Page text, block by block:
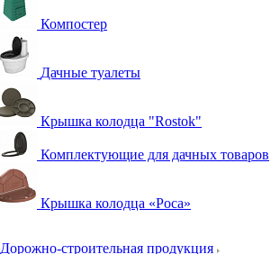
Компостер
Дачные туалеты
Крышка колодца "Rostok"
Комплектующие для дачных товаров
Крышка колодца «Роса»
Дорожно-строительная продукция